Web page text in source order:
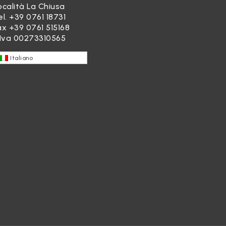
La Chiusa
+39 0761 18731
+39 0761 515168
00273310565
Italiano